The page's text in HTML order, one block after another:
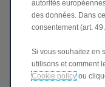
compléter ce
vous
Modèle *
Nom *
autorités
des données. Dans
consentement (art.
Si vous souhaitez en
utilisons et comment
Cookie policyou